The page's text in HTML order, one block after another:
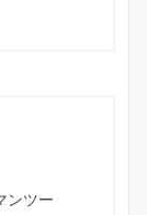
ンツー